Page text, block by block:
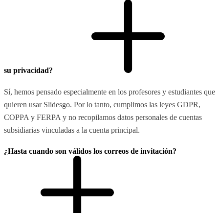
su privacidad?
Sí, hemos pensado especialmente en los profesores y estudiantes que
quieren usar Slidesgo. Por lo tanto, cumplimos las leyes GDPR,
COPPA y FERPA y no recopilamos datos personales de cuentas
subsidiarias vinculadas a la cuenta principal.
¿Hasta cuando son válidos los correos de invitación?